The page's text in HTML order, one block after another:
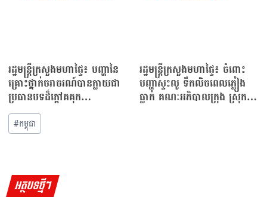
រដ្ឋមន្ត្រីក្រសួងមហាផ្ទៃ៖ បញ្ហានៃ
គ្រោះថ្នាក់ចរាចរណ៍បានក្លាយជា
ប្រធានបទដ៏ក្ដៅគគុក…
រដ្ឋមន្ត្រីក្រសួងមហាផ្ទៃ៖ ចំពោះ
បញ្ហាស្ទះលូ ទឹកលិចពេលភ្លៀង
ធ្លាក់ គណៈអភិបាលក្រុង ស្រុក
Post
Tags:
#កម្ពុជា
អត្ថបទថ្មីៗ